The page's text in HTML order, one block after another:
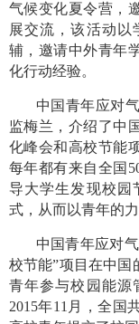
气候变化夏令营，
展交流，该活动以
辅，邀请中外青年
化行动经验。
中国青年应对
监梅兰，介绍了中
化峰会和高校节能
每年都有来自全国
导大学生发现校园
式，从而以青年的
中国青年应对
校节能”项目在中国
青年参与校园能源
2015年11月，全国